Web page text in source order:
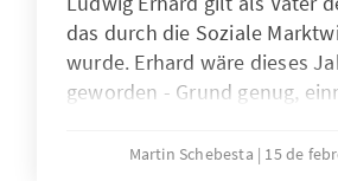
das durch die Soziale
wurde. Erhard wäre dieses
geworden - Grund genug,
heutigen Zeit abzugleichen.
Martin Schebesta 15 de